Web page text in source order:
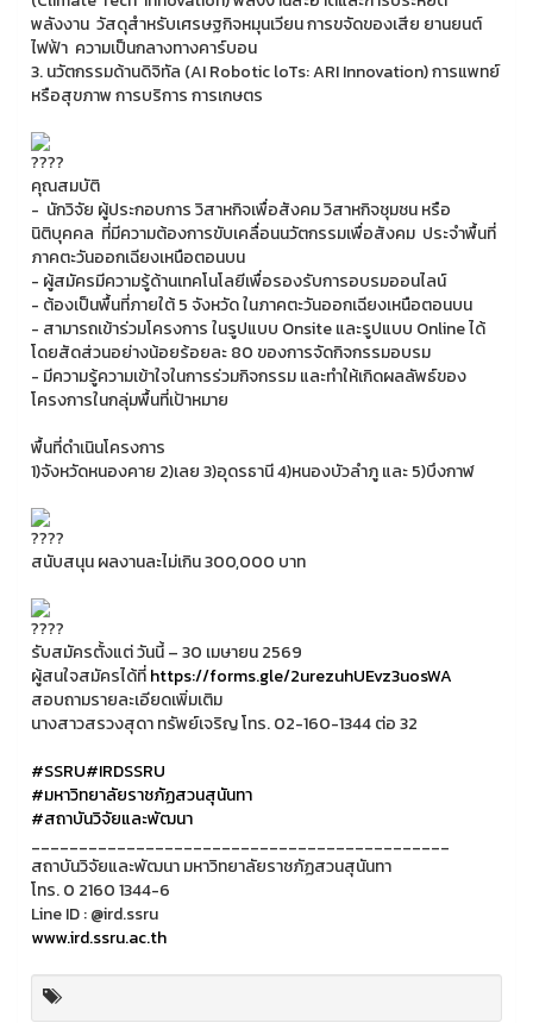
พลังงาน วัสดุสำหรับเศรษฐกิจหมุนเวียน การขจัดของเสีย ยานยนต์
ไฟฟ้า ความเป็นกลางทางคาร์บอน
3. นวัตกรรมด้านดิจิทัล (AI Robotic loTs: ARI Innovation) การแพทย์
หรือสุขภาพ การบริการ การเกษตร
คุณสมบัติ
- นักวิจัย ผู้ประกอบการ วิสาหกิจเพื่อสังคม วิสาหกิจชุมชน หรือ
นิติบุคคล ที่มีความต้องการขับเคลื่อนนวัตกรรมเพื่อสังคม ประจำพื้นที่
ภาคตะวันออกเฉียงเหนือตอนบน
- ผู้สมัครมีความรู้ด้านเทคโนโลยีเพื่อรองรับการอบรมออนไลน์
- ต้องเป็นพื้นที่ภายใต้ 5 จังหวัด ในภาคตะวันออกเฉียงเหนือตอนบน
- สามารถเข้าร่วมโครงการ ในรูปแบบ Onsite และรูปแบบ Online ได้
โดยสัดส่วนอย่างน้อยร้อยละ 80 ของการจัดกิจกรรมอบรม
- มีความรู้ความเข้าใจในการร่วมกิจกรรม และทำให้เกิดผลลัพธ์ของ
โครงการในกลุ่มพื้นที่เป้าหมาย
พื้นที่ดำเนินโครงการ
1)จังหวัดหนองคาย 2)เลย 3)อุดรธานี 4)หนองบัวลำภู และ 5)บึงกาฬ
สนับสนุน ผลงานละไม่เกิน 300,000 บาท
รับสมัครตั้งแต่ วันนี้ – 30 เมษายน 2569
ผู้สนใจสมัครได้ที่https://forms.gle/2urezuhUEvz3uosWA
สอบถามรายละเอียดเพิ่มเติม
นางสาวสรวงสุดา ทรัพย์เจริญ โทร. 02-160-1344 ต่อ 32
#SSRU#IRDSSRU
#มหาวิทยาลัยราชภัฏสวนสุนันทา
#สถาบันวิจัยและพัฒนา
____________________________________________
สถาบันวิจัยและพัฒนา มหาวิทยาลัยราชภัฏสวนสุนันทา
โทร. 0 2160 1344-6
Line ID : @ird.ssru
www.ird.ssru.ac.th